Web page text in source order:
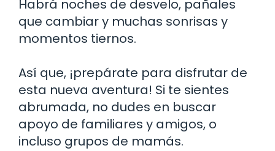
Habrá noches de desvelo, pañales
que cambiar y muchas sonrisas y
momentos tiernos.
Así que, ¡prepárate para disfrutar de
esta nueva aventura! Si te sientes
abrumada, no dudes en buscar
apoyo de familiares y amigos, o
incluso grupos de mamás.